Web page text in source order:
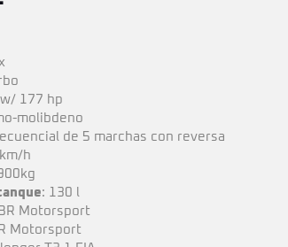
177 hp
molibdeno
de 5 marchas con reversa
h
: 130 l
Motorsport
Motorsport